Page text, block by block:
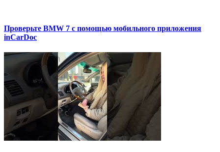
Проверьте BMW 7 с помощью мобильного приложения
inCarDoc